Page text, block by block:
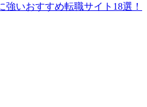
いおすすめ転職サイト18選！